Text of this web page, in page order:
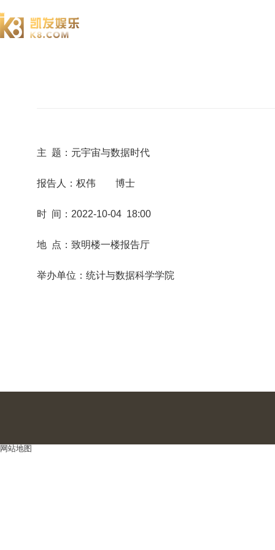
主 题：元宇宙与数据时代
报告人：权伟 博士
时 间：2022-10-04 18:00
地 点：致明楼一楼报告厅
举办单位：统计与数据科学学院
网站地图